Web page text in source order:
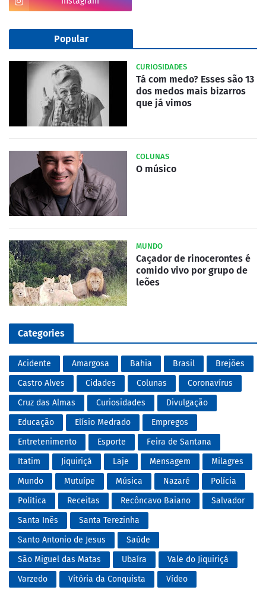
Popular
CURIOSIDADES
Tá com medo? Esses são 13
dos medos mais bizarros
que já vimos
COLUNAS
O músico
MUNDO
Caçador de rinocerontes é
comido vivo por grupo de
leões
Categories
Acidente Amargosa Bahia Brasil
Brejões
Castro Alves
Cidades Colunas
Coronavírus
Cruz das Almas
Curiosidades
Divulgação
Educação
Elísio Medrado
Empregos
Entretenimento
Esporte
Feira de Santana
Itatim
Jiquiriçá Laje Mensagem
Milagres
Mundo
Mutuípe Música Nazaré
Polícia
Política
Receitas Recôncavo Baiano
Salvador
Santa Inês
Santa Terezinha
Santo Antonio de Jesus
Saúde
São Miguel das Matas
Ubaíra
Vale do Jiquiriçá
Varzedo
Vitória da Conquista Vídeo